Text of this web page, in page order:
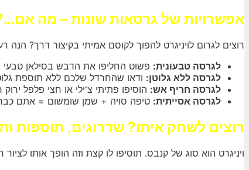
אפשרויות של גרסאות שונות – מה
רוצים לגרום לויניגרט להפוך לקוסם אמיתי בקיצור דרך?
לגרסה טבעונית: פשוט החליפו את הדבש בסילאן טבעי
לגרסה ללא גלוטן: ודאו שהחרדל שלכם ללא תוספת
לגרסה חריף אש: הוסיפו פתיתי צ'ילי או חצי פלפל
לגרסה אסייתית: טיפה סויה + שמן שומשום = אתם
רוצים לשחק איתו? שדרוגים, תוספות
ויניגרט הוא סוג של קנבס. תוסיפו לו קצת וזה הופך אותו